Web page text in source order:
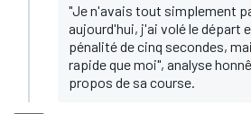
"Je n'avais tout simplement
aujourd'hui, j'ai volé le départ
pénalité de cinq secondes,
rapide que moi", analyse
propos de sa course.